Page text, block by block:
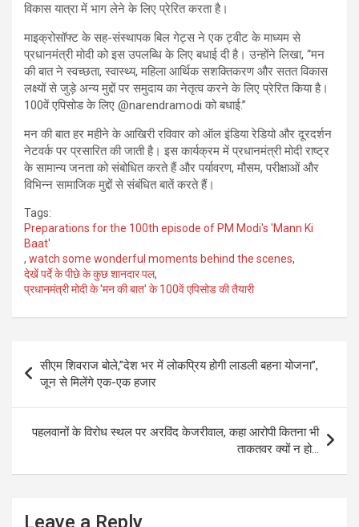
विकास यात्रा में भाग लेने के लिए प्रेरित करता है।
माइक्रोसॉफ्ट के सह-संस्थापक बिल गेट्स ने एक ट्वीट के माध्यम से
प्रधानमंत्री मोदी को इस उपलब्धि के लिए बधाई दी है। उन्होंने लिखा, “मन
की बात ने स्वच्छता, स्वास्थ्य, महिला आर्थिक सशक्तिकरण और सतत विकास
लक्ष्यों से जुड़े अन्य मुद्दों पर समुदाय का नेतृत्व करने के लिए प्रेरित किया है।
100वें एपिसोड के लिए @narendramodi को बधाई.”
मन की बात हर महीने के आखिरी रविवार को ऑल इंडिया रेडियो और दूरदर्शन
नेटवर्क पर प्रसारित की जाती है। इस कार्यक्रम में प्रधानमंत्री मोदी राष्ट्र
के सामान्य जनता को संबोधित करते हैं और पर्यावरण, मौसम, परीक्षाओं और
विभिन्न सामाजिक मुद्दों से संबंधित बातें करते हैं।
Tags:
Preparations for the 100th episode of PM Modi's 'Mann Ki
Baat'
, watch some wonderful moments behind the scenes,
देखें पर्दे के पीछे के कुछ शानदार पल,
प्रधानमंत्री मोदी के 'मन की बात' के 100वें एपिसोड की तैयारी
navigation
सीएम शिवराज बोले,”देश भर में लोकप्रिय होगी लाडली बहना योजना”,
जून से मिलेंगे एक-एक हजार
पहलवानों के विरोध स्थल पर अरविंद केजरीवाल, कहा आरोपी कितना भी
ताकतवर क्यों न हो…
Leave a Reply